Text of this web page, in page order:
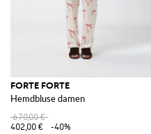
FORTE FORTE
Hemdbluse damen
670,00 €
402,00 €
-40%